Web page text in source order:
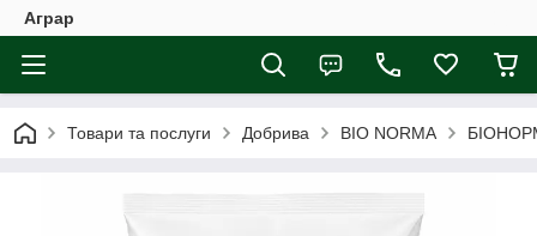
Аграр
Товари та послуги Добрива BIO NORMA